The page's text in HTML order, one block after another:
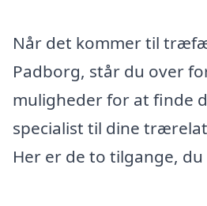
Når det kommer til
Padborg, står du over
muligheder for at finde
specialist til dine
Her er de to tilgange,